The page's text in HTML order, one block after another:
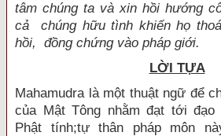
tâm chúng ta và xin hồi hướng
cả chúng hữu tình khiến họ
hồi, đồng chứng vào pháp giới.
LỜI TỰA
Mahamudra là một thuật ngữ để
của Mật Tông nhằm đạt tới
Phật tính;tự thân pháp môn